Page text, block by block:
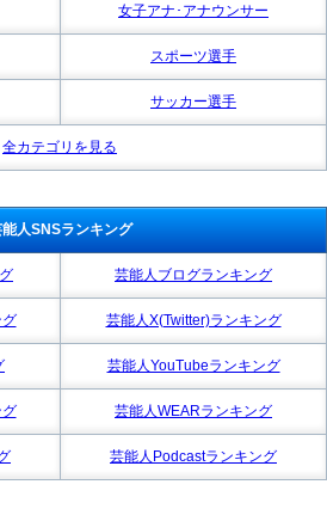
女子アナ･アナウンサー
スポーツ選手
サッカー選手
全カテゴリを見る
人SNSランキング
芸能人ブログランキング
芸能人X(Twitter)ランキング
芸能人YouTubeランキング
芸能人WEARランキング
芸能人Podcastランキング